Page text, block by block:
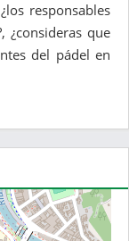
responsables
¿consideras que
del pádel en